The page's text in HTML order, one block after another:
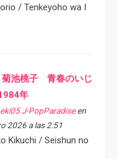
/ Tenkeyoho wa I
菊池桃子 青春のいじ
年
J-PopParadiseen
2026 a las 2:51
Kikuchi / Seishun no